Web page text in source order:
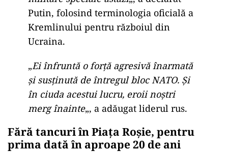
Putin, folosind terminologia oficială a
Kremlinului pentru războiul din
Ucraina.
„Ei înfruntă o forță agresivă înarmată
și susținută de întregul bloc NATO. Și
în ciuda acestui lucru, eroii noștri
merg înainte„, a adăugat liderul rus.
Fără tancuri în Piața Roșie, pentru
prima dată în aproape 20 de ani